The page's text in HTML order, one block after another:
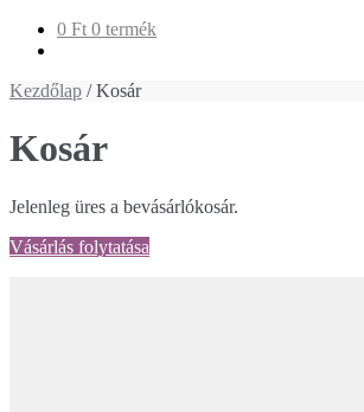
0 Ft 0 termék
Kezdőlap / Kosár
Kosár
Jelenleg üres a bevásárlókosár.
Vásárlás folytatása